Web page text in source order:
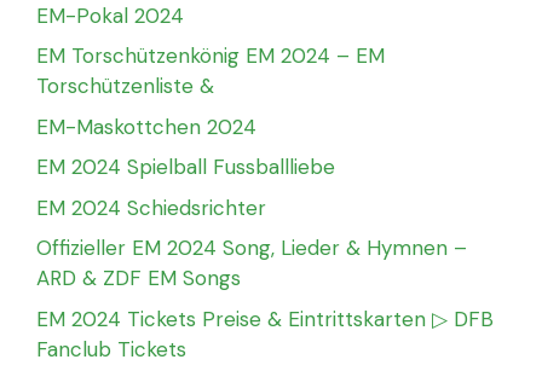
EM-Pokal 2024
EM Torschützenkönig EM 2024 – EM
Torschützenliste &
EM-Maskottchen 2024
EM 2024 Spielball Fussballliebe
EM 2024 Schiedsrichter
Offizieller EM 2024 Song, Lieder & Hymnen –
ARD & ZDF EM Songs
EM 2024 Tickets Preise & Eintrittskarten ▷ DFB
Fanclub Tickets